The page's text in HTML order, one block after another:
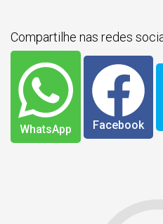
Compartilhe nas redes
WhatsApp Facebook